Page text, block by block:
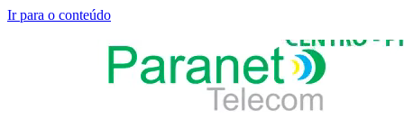
Ir para o conteúdo